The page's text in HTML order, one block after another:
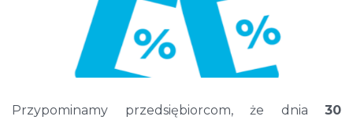
Przypominamy przedsiębiorcom, że dnia 30